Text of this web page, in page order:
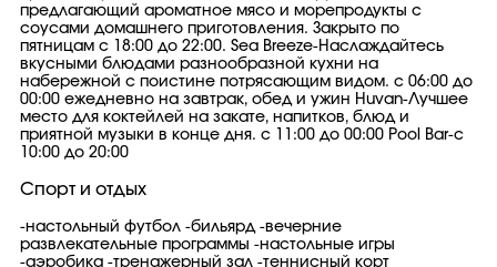
предлагающий ароматное мясо и морепродукты с
соусами домашнего приготовления. Закрыто по
пятницам с 18:00 до 22:00. Sea Breeze-Наслаждайтесь
вкусными блюдами разнообразной кухни на
набережной с поистине потрясающим видом. с 06:00 до
00:00 ежедневно на завтрак, обед и ужин Huvan-Лучшее
место для коктейлей на закате, напитков, блюд и
приятной музыки в конце дня. с 11:00 до 00:00 Pool Bar-с
10:00 до 20:00
Спорт и отдых
-настольный футбол -бильярд -вечерние
развлекательные программы -настольные игры
-аэробика -тренажерный зал -теннисный корт